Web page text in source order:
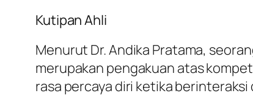
Kutipan Ahli
Menurut Dr. Andika Pratama,
merupakan pengakuan atas
rasa percaya diri ketika